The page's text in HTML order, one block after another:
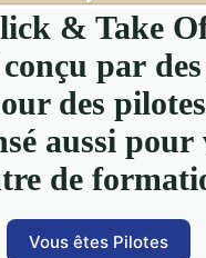
& Take
par
des
aussi pour
de
Vous êtes Pilotes